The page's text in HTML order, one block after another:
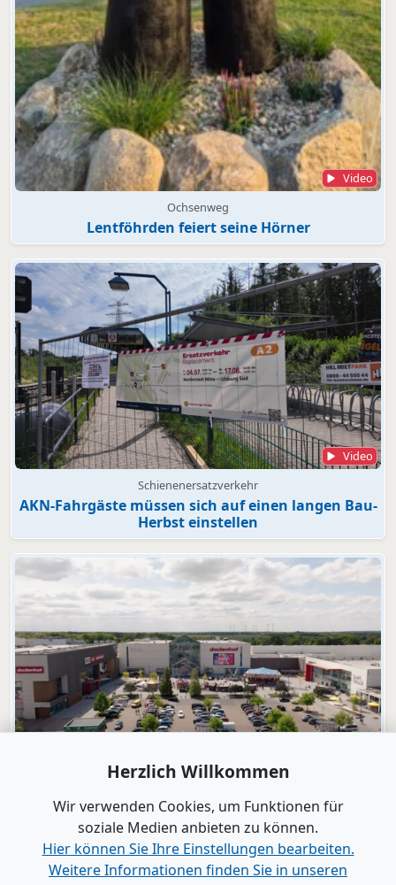
Video
Ochsenweg
Lentföhrden feiert seine Hörner
Video
Schienenersatzverkehr
AKN-Fahrgäste müssen sich auf einen langen Bau-
Herbst einstellen
dodenhof
dodenhof als Arbeitgeber in Kaltenkirchen
Alle Videos anzeigen
Herzlich Willkommen
Wir verwenden Cookies, um Funktionen für
soziale Medien anbieten zu können.
Hier können Sie Ihre Einstellungen bearbeiten.
Weitere Informationen finden Sie in unseren